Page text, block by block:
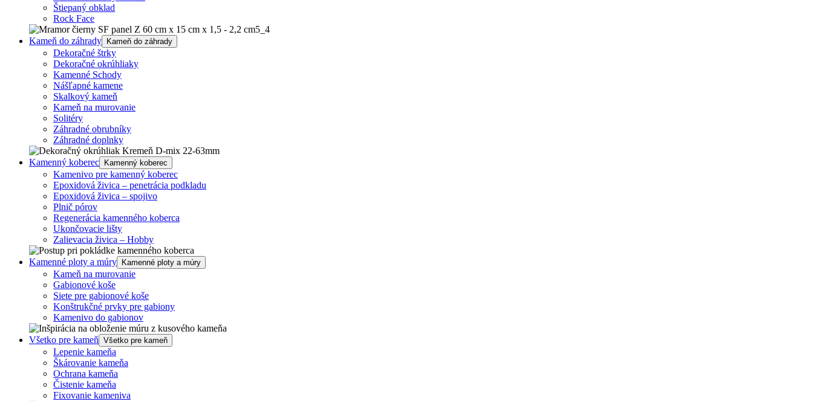
Štiepaný obklad
Rock Face
Kameň do záhrady Kameň do záhrady
Dekoračné štrky
Dekoračné okrúhliaky
Kamenné Schody
Nášľapné kamene
Skalkový kameň
Kameň na murovanie
Solitéry
Záhradné obrubníky
Záhradné doplnky
Kamenný koberec Kamenný koberec
Kamenivo pre kamenný koberec
Epoxidová živica – penetrácia podkladu
Epoxidová živica – spojivo
Plnič pórov
Regenerácia kamenného koberca
Ukončovacie lišty
Zalievacia živica – Hobby
Kamenné ploty a múry Kamenné ploty a múry
Kameň na murovanie
Gabionové koše
Siete pre gabionové koše
Konštrukčné prvky pre gabiony
Kamenivo do gabionov
Všetko pre kameň Všetko pre kameň
Lepenie kameňa
Škárovanie kameňa
Ochrana kameňa
Čistenie kameňa
Fixovanie kameniva